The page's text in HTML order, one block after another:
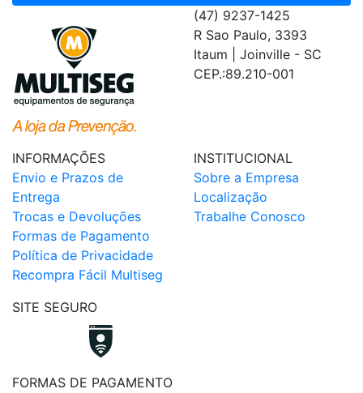
(47) 9237-1425
R Sao Paulo, 3393
Itaum | Joinville - SC
CEP.:89.210-001
INFORMAÇÕES
Envio e Prazos de
Entrega
Trocas e Devoluções
Formas de Pagamento
Política de Privacidade
Recompra Fácil Multiseg
INSTITUCIONAL
Sobre a Empresa
Localização
Trabalhe Conosco
SITE SEGURO
FORMAS DE PAGAMENTO